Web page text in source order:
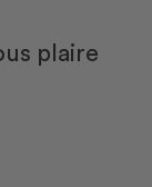
plaire